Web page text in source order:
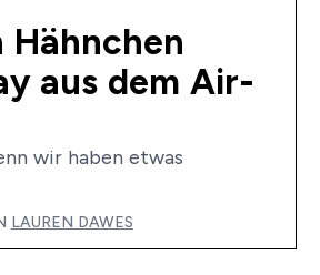
Hähnchen
aus dem Air-
wir haben etwas
LAUREN DAWES